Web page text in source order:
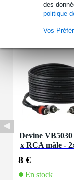
des
politique
Vos
Accessoires (5)
Devine VB5030
x RCA mâle -
8 €
En stock